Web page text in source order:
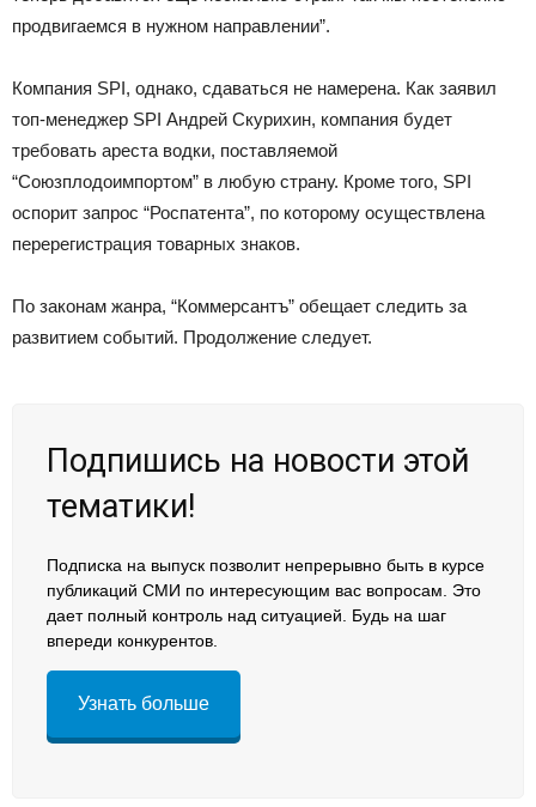
продвигаемся в нужном направлении”.
Компания SPI, однако, сдаваться не намерена. Как заявил
топ-менеджер SPI Андрей Скурихин, компания будет
требовать ареста водки, поставляемой
“Союзплодоимпортом” в любую страну. Кроме того, SPI
оспорит запрос “Роспатента”, по которому осуществлена
перерегистрация товарных знаков.
По законам жанра, “Коммерсантъ” обещает следить за
развитием событий. Продолжение следует.
Подпишись на новости этой
тематики!
Подписка на выпуск позволит непрерывно быть в курсе
публикаций СМИ по интересующим вас вопросам. Это
дает полный контроль над ситуацией. Будь на шаг
впереди конкурентов.
Узнать больше